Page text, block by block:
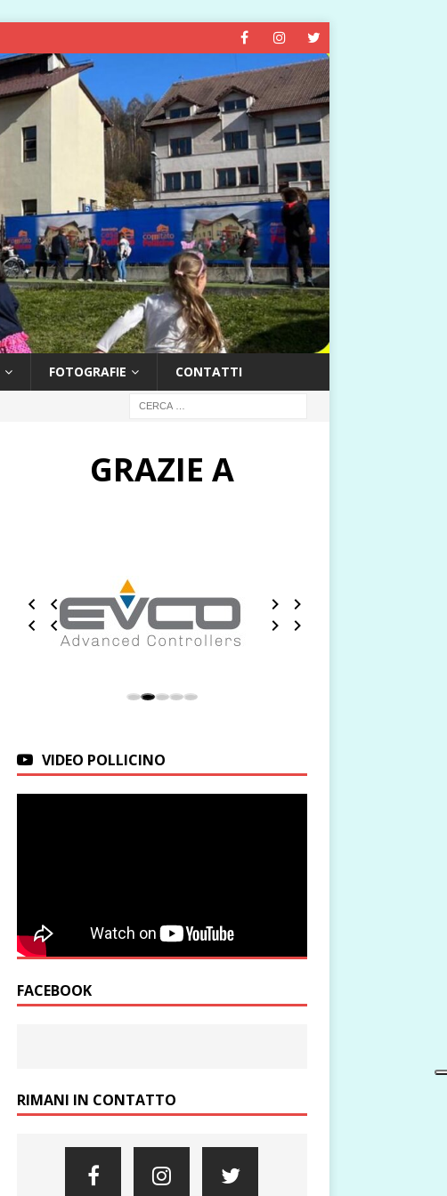
FOTOGRAFIE CONTATTI
GRAZIE A
VIDEO POLLICINO
FACEBOOK
RIMANI IN CONTATTO